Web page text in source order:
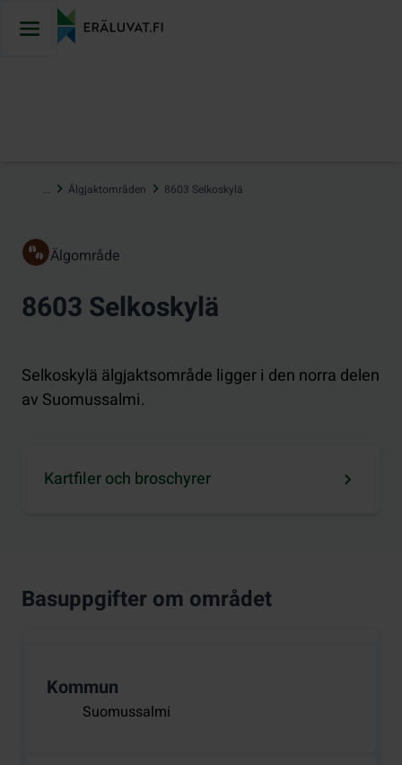
… Älgjaktområden 8603 Selkoskylä
Älgområde
8603 Selkoskylä
Selkoskylä älgjaktsområde ligger i den norra delen
av Suomussalmi.
Kartfiler och broschyrer
Basuppgifter om området
Kommun
Suomussalmi